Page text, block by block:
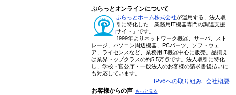
ぷらっとオンラインについて
ぷらっとホーム株式会社が運用する、法人取
引に特化した「業務用IT機器専門の調達支援
サイト」です。
1999年よりネットワーク機器、サーバ、スト
レージ、パソコン周辺機器、PCパーツ、ソフトウェ
ア、ライセンスなど、業務用IT機器中心に販売。品揃え
は業界トップクラスの約5.5万点です。法人取引に特化
し、学校・官公庁・一般法人のお客様の請求書後払いに
も対応しています。
IPv6への取り組み 会社概要
お客様からの声 もっと見る